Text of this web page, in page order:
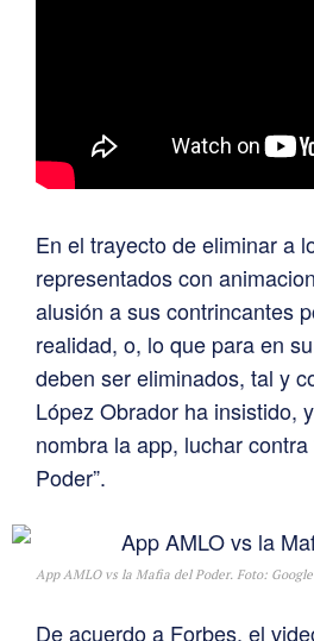
En el trayecto de eliminar a
representados con
alusión a sus contrincantes
realidad, o, lo que para en
deben ser eliminados, tal y
López Obrador ha insistido,
nombra la app, luchar contra
Poder”.
App AMLO vs la Mafia del Poder. Foto:
De acuerdo a Forbes, el